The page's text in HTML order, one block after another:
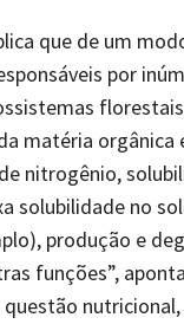
que de um
por
matéria orgânica
nitrogênio,
solubilidade no
produção e
funções”,
questão